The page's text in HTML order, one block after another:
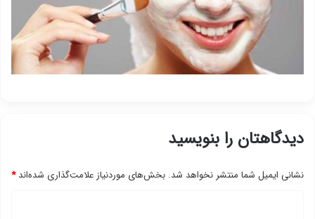
دیدگاهتان را بنویسید
نشانی ایمیل شما منتشر نخواهد شد. بخش‌های موردنیاز علامت‌گذاری شده‌اند*